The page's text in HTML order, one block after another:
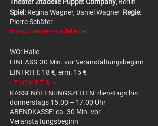
Theater Zitadelle Puppet Company, Berlin
Spiel: Regina Wagner, Daniel Wagner Regie:
Pierre Schäfer
www.theater-zitadelle.de
WO: Halle
EINLASS: 30 Min. vor Veranstaltungsbeginn
EINTRITT: 18 €, erm. 15 €
• T I C K E T S ->
KASSENÖFFNUNGSZEITEN: dienstags bis
donnerstags 15.00 – 17.00 Uhr
ABENDKASSE: ca. 30 Min. vor
Veranstaltungsbeginn